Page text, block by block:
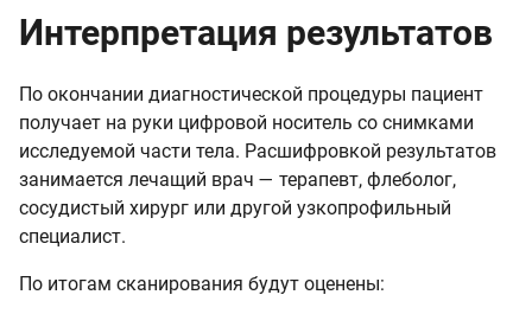
Интерпретация результатов
По окончании диагностической процедуры пациент
получает на руки цифровой носитель со снимками
исследуемой части тела. Расшифровкой результатов
занимается лечащий врач — терапевт, флеболог,
сосудистый хирург или другой узкопрофильный
специалист.
По итогам сканирования будут оценены: